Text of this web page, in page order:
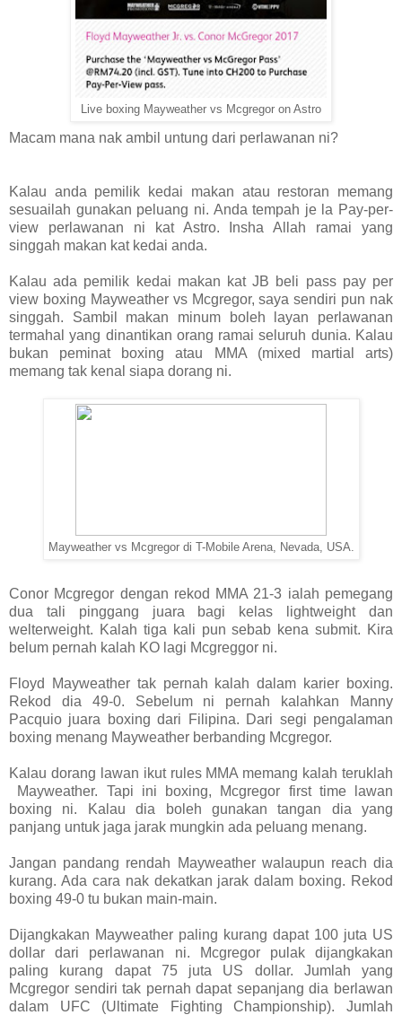
Live boxing Mayweather vs Mcgregor on Astro
Macam mana nak ambil untung dari perlawanan ni?
Kalau anda pemilik kedai makan atau restoran memang
sesuailah gunakan peluang ni. Anda tempah je la Pay-per-
view perlawanan ni kat Astro. Insha Allah ramai yang
singgah makan kat kedai anda.
Kalau ada pemilik kedai makan kat JB beli pass pay per
view boxing Mayweather vs Mcgregor, saya sendiri pun nak
singgah. Sambil makan minum boleh layan perlawanan
termahal yang dinantikan orang ramai seluruh dunia. Kalau
bukan peminat boxing atau MMA (mixed martial arts)
memang tak kenal siapa dorang ni.
Mayweather vs Mcgregor di T-Mobile Arena, Nevada, USA.
Conor Mcgregor dengan rekod MMA 21-3 ialah pemegang
dua tali pinggang juara bagi kelas lightweight dan
welterweight. Kalah tiga kali pun sebab kena submit. Kira
belum pernah kalah KO lagi Mcgreggor ni.
Floyd Mayweather tak pernah kalah dalam karier boxing.
Rekod dia 49-0. Sebelum ni pernah kalahkan Manny
Pacquio juara boxing dari Filipina. Dari segi pengalaman
boxing menang Mayweather berbanding Mcgregor.
Kalau dorang lawan ikut rules MMA memang kalah teruklah
Mayweather. Tapi ini boxing, Mcgregor first time lawan
boxing ni. Kalau dia boleh gunakan tangan dia yang
panjang untuk jaga jarak mungkin ada peluang menang.
Jangan pandang rendah Mayweather walaupun reach dia
kurang. Ada cara nak dekatkan jarak dalam boxing. Rekod
boxing 49-0 tu bukan main-main.
Dijangkakan Mayweather paling kurang dapat 100 juta US
dollar dari perlawanan ni. Mcgregor pulak dijangkakan
paling kurang dapat 75 juta US dollar. Jumlah yang
Mcgregor sendiri tak pernah dapat sepanjang dia berlawan
dalam UFC (Ultimate Fighting Championship). Jumlah